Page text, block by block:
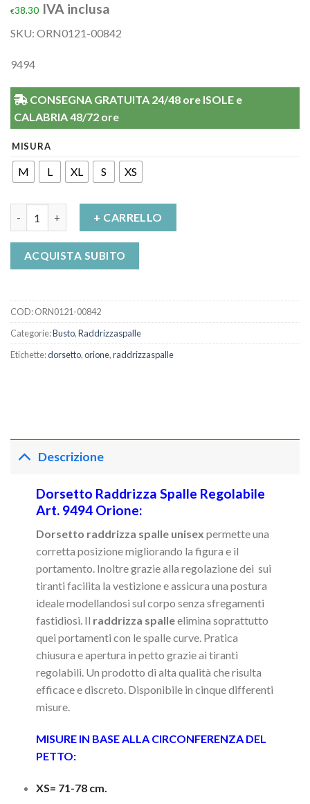
€38.30 IVA inclusa
SKU: ORN0121-00842
9494
CONSEGNA GRATUITA 24/48 ore ISOLE e
CALABRIA 48/72 ore
MISURA
M L XL S XS
+ CARRELLO
ACQUISTA SUBITO
COD:ORN0121-00842
Categorie:Busto,Raddrizzaspalle
Etichette:dorsetto,orione,raddrizzaspalle
Descrizione
Dorsetto Raddrizza Spalle Regolabile
Art. 9494 Orione:
Dorsetto raddrizza spalle unisex permette una
corretta posizione migliorando la figura e il
portamento. Inoltre grazie alla regolazione dei sui
tiranti facilita la vestizione e assicura una postura
ideale modellandosi sul corpo senza sfregamenti
fastidiosi. Il raddrizza spalleelimina soprattutto
quei portamenti con le spalle curve. Pratica
chiusura e apertura in petto grazie ai tiranti
regolabili. Un prodotto di alta qualità che risulta
efficace e discreto. Disponibile in cinque differenti
misure.
MISURE IN BASE ALLA CIRCONFERENZA DEL
PETTO:
XS= 71-78 cm.